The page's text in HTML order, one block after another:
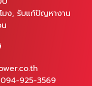
ง, รับแก้ปัญหางาน
094-925-3569